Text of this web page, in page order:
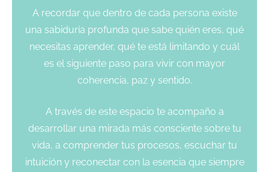
A recordar que dentro de cada persona existe
una sabiduría profunda que sabe quién eres, qué
necesitas aprender, qué te está limitando y cuál
es el siguiente paso para vivir con mayor
coherencia, paz y sentido.
A través de este espacio te acompaño a
desarrollar una mirada más consciente sobre tu
vida, a comprender tus procesos, escuchar tu
intuición y reconectar con la esencia que siempre